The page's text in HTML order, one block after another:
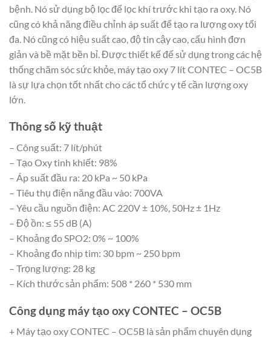
bệnh. Nó sử dụng bộ lọc để lọc khí trước khi tạo ra oxy. Nó
cũng có khả năng điều chỉnh áp suất để tạo ra lượng oxy tối
đa. Nó cũng có hiệu suất cao, độ tin cậy cao, cấu hình đơn
giản và bề mặt bền bỉ. Được thiết kế để sử dụng trong các hệ
thống chăm sóc sức khỏe, máy tạo oxy 7 lít CONTEC – OC5B
là sự lựa chọn tốt nhất cho các tổ chức y tế cần lượng oxy
lớn.
Thông số kỹ thuật
– Công suất: 7 lít/phút
– Tạo Oxy tinh khiết: 98%
– Áp suất đầu ra: 20 kPa ~ 50 kPa
– Tiêu thụ điện năng đầu vào: 700VA
– Yêu cầu nguồn điện: AC 220V ± 10%, 50Hz ± 1Hz
– Độ ồn: ≤ 55 dB (A)
– Khoảng đo SPO2: 0% ~ 100%
– Khoảng đo nhịp tim: 30 bpm ~ 250 bpm
– Trọng lượng: 28 kg
– Kích thước sản phẩm: 508 * 260 * 530 mm
Công dụng máy tạo oxy CONTEC – OC5B
+ Máy tạo oxy CONTEC – OC5B là sản phẩm chuyên dụng